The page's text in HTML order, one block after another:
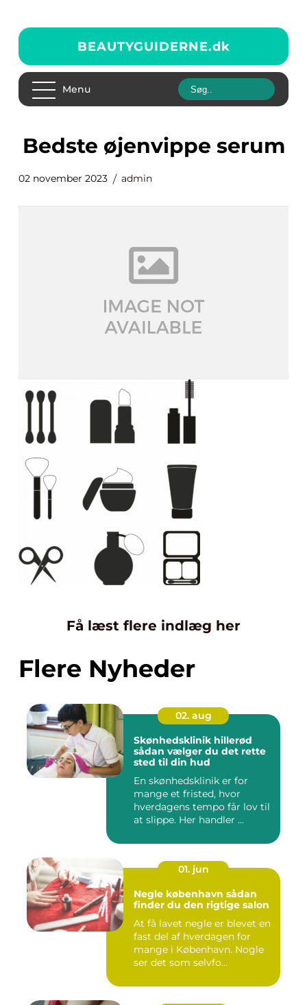
BEAUTYGUIDERNE.dk
Menu
bedste øjenvippe serum
02 november 2023 admin
Få læst flere indlæg her
Flere Nyheder
02. aug
Skønhedsklinik hillerød
sådan vælger du det rette
sted til din hud
En skønhedsklinik er for
mange et fristed, hvor
hverdagens tempo får lov til
at slippe. Her handler ...
01. jun
Negle københavn sådan
finder du den rigtige salon
At få lavet negle er blevet en
fast del af hverdagen for
mange i København. Nogle
ser det som selvfo...